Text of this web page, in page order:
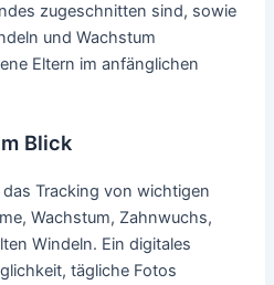
zugeschnitten sind, sowie
und Wachstum
Eltern im anfänglichen
Blick
Tracking von wichtigen
Wachstum, Zahnwuchs,
Windeln. Ein digitales
tägliche Fotos